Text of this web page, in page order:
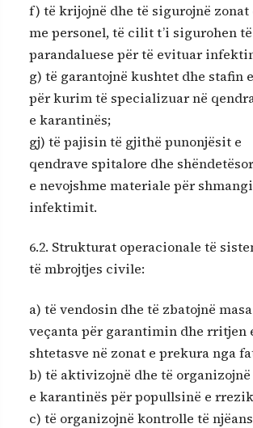
f) të krijojnë dhe të sigurojnë zonat
me personel, të cilit t’i sigurohen
parandaluese për të evituar
g) të garantojnë kushtet dhe stafin
për kurim të specializuar në
e karantinës;
gj) të pajisin të gjithë punonjësit e
qendrave spitalore dhe
e nevojshme materiale për
infektimit.
6.2. Strukturat operacionale të
të mbrojtjes civile:
a) të vendosin dhe të zbatojnë
veçanta për garantimin dhe rritjen
shtetasve në zonat e prekura nga
b) të aktivizojnë dhe të
e karantinës për popullsinë e
c) të organizojnë kontrolle të